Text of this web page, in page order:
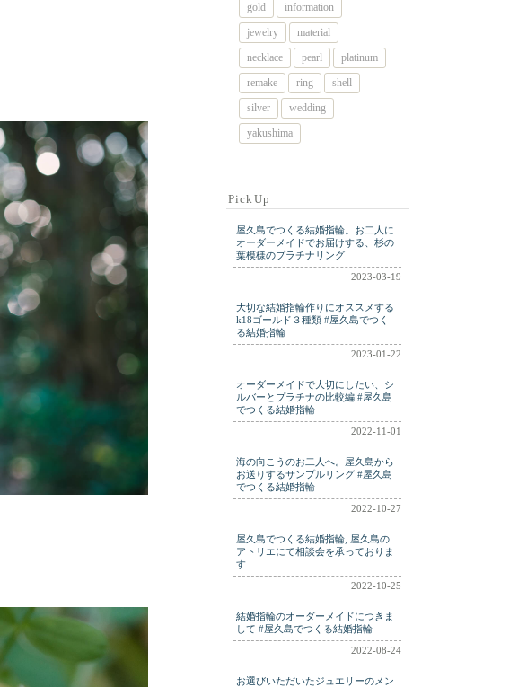
gold
information
jewelry
material
necklace
pearl
platinum
remake
ring
shell
silver
wedding
yakushima
PickUp
屋久島でつくる結婚指輪。お二人に
オーダーメイドでお届けする、杉の
葉模様のプラチナリング
2023-03-19
大切な結婚指輪作りにオススメする
k18ゴールド３種類 #屋久島でつく
る結婚指輪
2023-01-22
オーダーメイドで大切にしたい、シ
ルバーとプラチナの比較編 #屋久島
でつくる結婚指輪
2022-11-01
海の向こうのお二人へ。屋久島から
お送りするサンプルリング #屋久島
でつくる結婚指輪
2022-10-27
屋久島でつくる結婚指輪, 屋久島の
アトリエにて相談会を承っておりま
す
2022-10-25
結婚指輪のオーダーメイドにつきま
して #屋久島でつくる結婚指輪
2022-08-24
お選びいただいたジュエリーのメン